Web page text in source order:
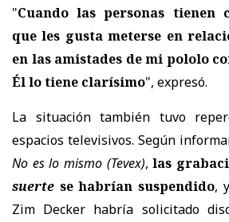
"Cuando las personas tienen
que les gusta meterse en
en las amistades de mi pololo
Él lo tiene clarísimo", expresó.
La situación también tuvo
espacios televisivos. Según
No es lo mismo (Tevex),las
suerte se habrían suspendido,
Zim Decker habría solicitado